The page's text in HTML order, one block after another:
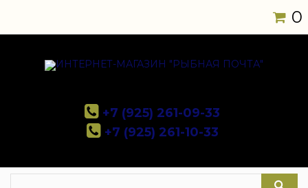
0
+7 (925) 261-09-33
+7 (925) 261-10-33